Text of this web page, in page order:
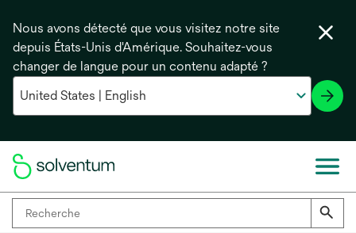
Nous avons détecté que vous visitez notre site
depuis États-Unis d'Amérique. Souhaitez-vous
changer de langue pour un contenu adapté ?